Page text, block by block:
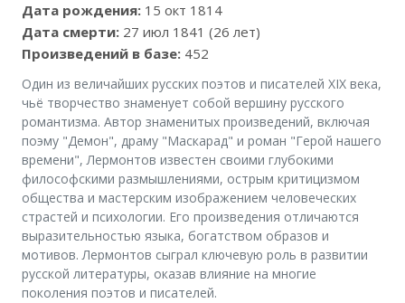
Дата рождения: 15 окт 1814
Дата смерти: 27 июл 1841 (26 лет)
Произведений в базе: 452
Один из величайших русских поэтов и писателей XIX века,
чьё творчество знаменует собой вершину русского
романтизма. Автор знаменитых произведений, включая
поэму "Демон", драму "Маскарад" и роман "Герой нашего
времени", Лермонтов известен своими глубокими
философскими размышлениями, острым критицизмом
общества и мастерским изображением человеческих
страстей и психологии. Его произведения отличаются
выразительностью языка, богатством образов и
мотивов. Лермонтов сыграл ключевую роль в развитии
русской литературы, оказав влияние на многие
поколения поэтов и писателей.